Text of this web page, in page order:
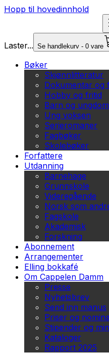
Hopp til hovedinnhold
Laster... Se handlekurv - 0 vare
Bøker
Skjønnlitteratur
Dokumentar og
Hobby og fritid
Barn og ungdom
Ung voksen
Serieromaner
Fagbøker
Skolebøker
Forfattere
Utdanning
Barnehage
Grunnskole
Videregående
Norsk som
Fagskole
Akademisk
Forskning
Abonnement
Arrangementer
Elling bokkafé
Om Cappelen Damm
Presse
Nyhetsbrev
Send inn manus
Priser og
Stipender og
Kataloger
Rapport 2025